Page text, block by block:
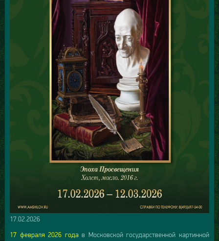
17.02.2026
17 февраля 2026 года в Московской государственной картинной